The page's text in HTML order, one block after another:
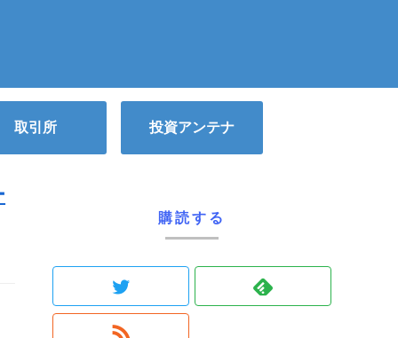
取引所 投資アンテナ
購読する